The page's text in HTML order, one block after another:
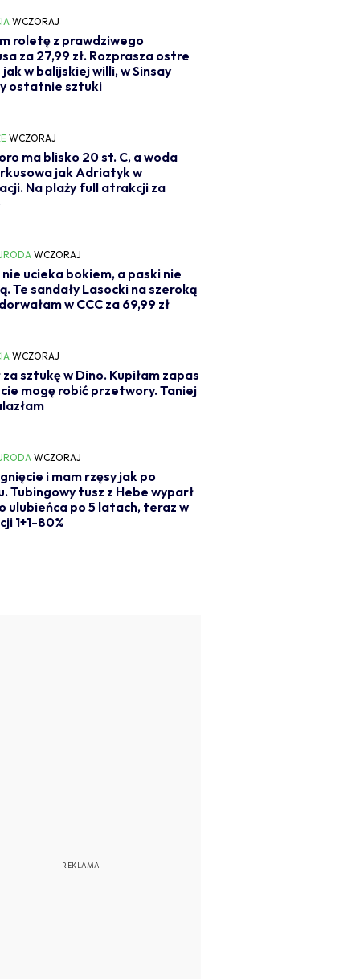
WCZORAJ
roletę z prawdziwego
za 27,99 zł. Rozprasza ostre
jak w balijskiej willi, w Sinsay
ostatnie sztuki
WCZORAJ
ma blisko 20 st. C, a woda
jak Adriatyk w
Na plaży full atrakcji za
WCZORAJ
nie ucieka bokiem, a paski nie
Te sandały Lasocki na szeroką
w CCC za 69,99 zł
WCZORAJ
za sztukę w Dino. Kupiłam zapas
mogę robić przetwory. Taniej
WCZORAJ
i mam rzęsy jak po
Tubingowy tusz z Hebe wyparł
ulubieńca po 5 latach, teraz w
1+1-80%